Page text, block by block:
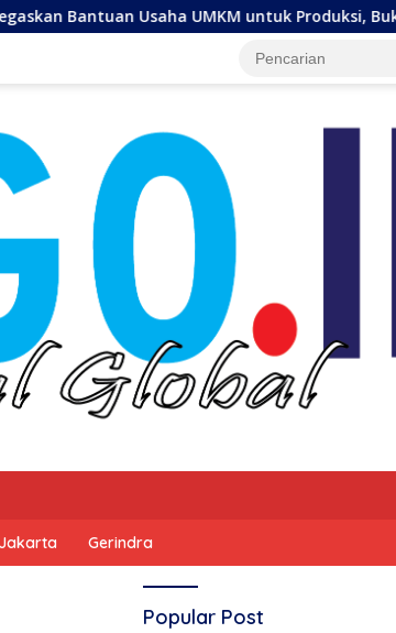
untuk Produksi, Bukan Konsumsi
Gerindra
Popular Post